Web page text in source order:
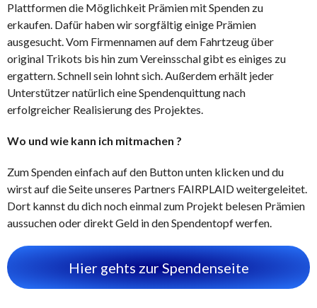
Plattformen die Möglichkeit Prämien mit Spenden zu
erkaufen. Dafür haben wir sorgfältig einige Prämien
ausgesucht. Vom Firmennamen auf dem Fahrtzeug über
original Trikots bis hin zum Vereinsschal gibt es einiges zu
ergattern. Schnell sein lohnt sich. Außerdem erhält jeder
Unterstützer natürlich eine Spendenquittung nach
erfolgreicher Realisierung des Projektes.
Wo und wie kann ich mitmachen ?
Zum Spenden einfach auf den Button unten klicken und du
wirst auf die Seite unseres Partners FAIRPLAID weitergeleitet.
Dort kannst du dich noch einmal zum Projekt belesen Prämien
aussuchen oder direkt Geld in den Spendentopf werfen.
Hier gehts zur Spendenseite